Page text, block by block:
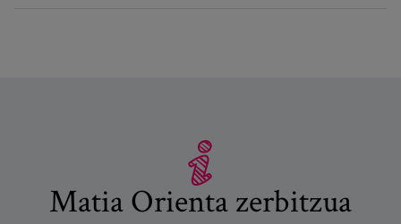
Matia Orienta zerbitzua